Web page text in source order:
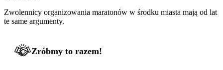
Zwolennicy organizowania maratonów w środku miasta mają od lat
te same argumenty.
Zróbmy to razem!